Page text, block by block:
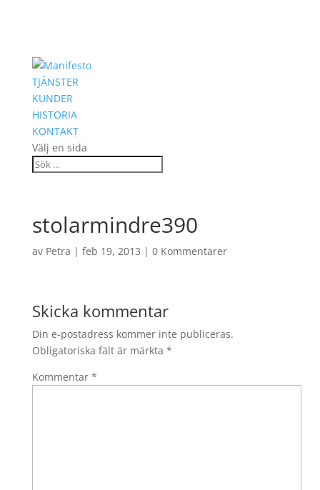
TJÄNSTER
KUNDER
HISTORIA
KONTAKT
Välj en sida
stolarmindre390
av Petra | feb 19, 2013 | 0 Kommentarer
Skicka kommentar
Din e-postadress kommer inte publiceras.
Obligatoriska fält är märkta *
Kommentar *